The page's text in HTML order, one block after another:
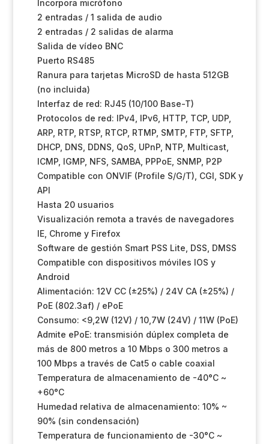
Incorpora micrófono
2 entradas / 1 salida de audio
2 entradas / 2 salidas de alarma
Salida de vídeo BNC
Puerto RS485
Ranura para tarjetas MicroSD de hasta 512GB
(no incluida)
Interfaz de red: RJ45 (10/100 Base-T)
Protocolos de red: IPv4, IPv6, HTTP, TCP, UDP,
ARP, RTP, RTSP, RTCP, RTMP, SMTP, FTP, SFTP,
DHCP, DNS, DDNS, QoS, UPnP, NTP, Multicast,
ICMP, IGMP, NFS, SAMBA, PPPoE, SNMP, P2P
Compatible con ONVIF (Profile S/G/T), CGI, SDK y
API
Hasta 20 usuarios
Visualización remota a través de navegadores
IE, Chrome y Firefox
Software de gestión Smart PSS Lite, DSS, DMSS
Compatible con dispositivos móviles IOS y
Android
Alimentación: 12V CC (±25%) / 24V CA (±25%) /
PoE (802.3af) / ePoE
Consumo: <9,2W (12V) / 10,7W (24V) / 11W (PoE)
Admite ePoE: transmisión dúplex completa de
más de 800 metros a 10 Mbps o 300 metros a
100 Mbps a través de Cat5 o cable coaxial
Temperatura de almacenamiento de -40°C ~
+60°C
Humedad relativa de almacenamiento: 10% ~
90% (sin condensación)
Temperatura de funcionamiento de -30°C ~